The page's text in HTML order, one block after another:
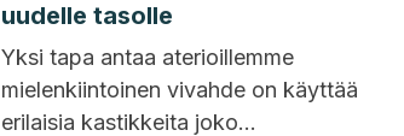
uudelle tasolle
Yksi tapa antaa aterioillemme
mielenkiintoinen vivahde on käyttää
erilaisia kastikkeita joko